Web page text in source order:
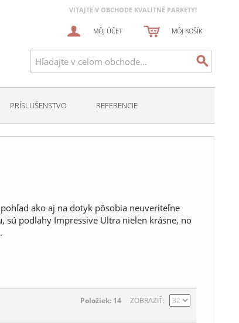
VITAJTE V OBCHODE KVALITNÉ PARKETY!
MÔJ ÚČET MÔJ KOŠÍK
PRÍSLUŠENSTVO REFERENCIE
ako aj na dotyk pôsobia neuveriteľne
sú podlahy Impressive Ultra nielen krásne, no
Položiek: 14 ZOBRAZIŤ